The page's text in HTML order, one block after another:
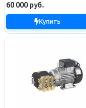
60 000 руб.
Купить